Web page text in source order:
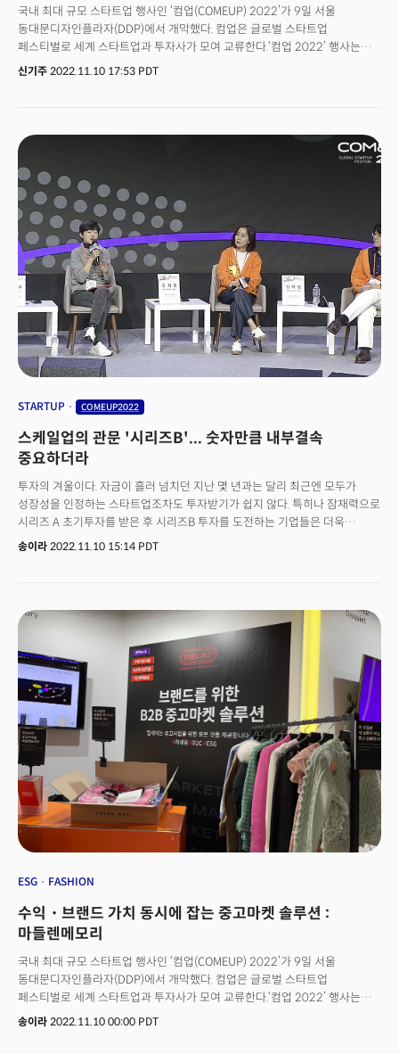
국내 최대 규모 스타트업 행사인 ‘컴업(COMEUP) 2022’가 9일 서울
동대문디자인플라자(DDP)에서 개막했다. 컴업은 글로벌 스타트업
페스티벌로 세계 스타트업과 투자사가 모여 교류한다.‘컴업 2022’ 행사는
미국, 독일, 이탈리아, 베트남, 영국 등 19개국 250여명이
성공 가능성이 높은 5곳을 소개한다.개인정보 보호와 AI 이미지 추출을
동시에: 딥핑소스플라스틱 없앨 수 없다면, 잘 남기자: 리플라세계관 공동창작
글쓰기로 IP 재활용: 우주문방구수익・브랜드 가치 동시에 잡는 중고마켓
솔루션 : 마들렌메모리
신기주 2022.11.10 17:53 PDT
STARTUP COMEUP2022
스케일업의 관문 '시리즈B'... 숫자만큼 내부결속
중요하더라
투자의 겨울이다. 자금이 흘러 넘치던 지난 몇 년과는 달리 최근엔 모두가
성장성을 인정하는 스타트업조차도 투자받기가 쉽지 않다. 특히나 잠재력으로
시리즈 A 초기투자를 받은 후 시리즈B 투자를 도전하는 기업들은 더욱
혹독하다. 단순한 성장성만으로는 더이상 투자자들을 설득시키기 어렵기
외부 투자를 전혀 받지 않은 스타트업도 사업이 확장될수록 겪는 도전은 크게
다르지 않다. 제품과 서비스를 더욱 뾰족하게 다듬으면서 확대된 조직과
공유하고 이들을 이끄는 것 또한 대표의 능력이다. 지난 10일 서울
동대문디자인플라자(DDP)에서 열린 ‘컴업(COMEUP) 2022’ 컨퍼런스
이틀째 ‘우리에게 시리즈 B가 있을까?’의 주제의 패널로 나선 김희정 째깍악어
대표와 신재명 딜라이트룸 대표가 이러한 고민을 함께 나눴다.
송이라 2022.11.10 15:14 PDT
ESG FASHION
수익・브랜드 가치 동시에 잡는 중고마켓 솔루션 :
마들렌메모리
국내 최대 규모 스타트업 행사인 ‘컴업(COMEUP) 2022’가 9일 서울
동대문디자인플라자(DDP)에서 개막했다. 컴업은 글로벌 스타트업
페스티벌로 세계 스타트업과 투자사가 모여 교류한다.‘컴업 2022’ 행사는
미국, 독일, 이탈리아, 베트남, 영국 등 19개국 250여명이
송이라 2022.11.10 00:00 PDT